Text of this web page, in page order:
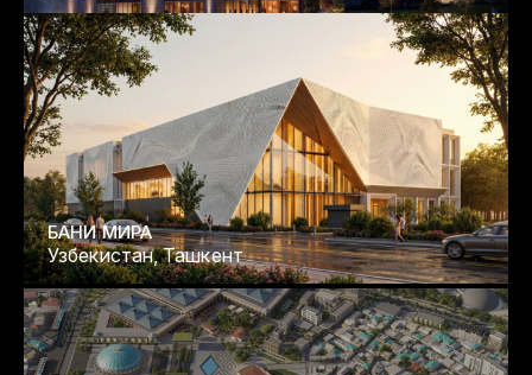
БАНИ МИРА
Узбекистан, Ташкент